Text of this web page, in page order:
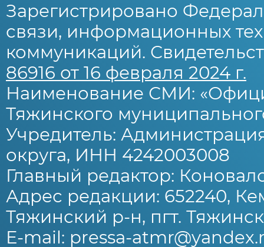
Зарегистрировано
связи, информационных
коммуникаций.
86916 от 16 февраля 2024 г.
Наименование СМИ:
Тяжинского
Учредитель:
округа, ИНН 4242003008
Главный редактор:
Адрес редакции: 652240,
Тяжинский р-н, пгт.
E-mail: pressa-